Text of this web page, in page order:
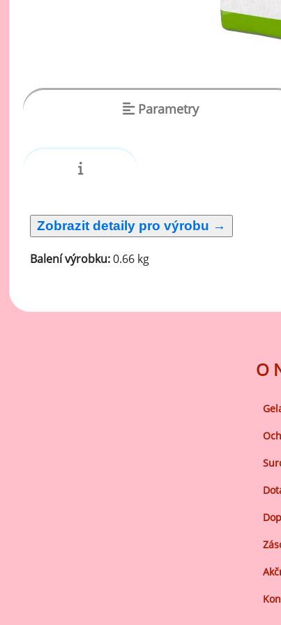
Parametry
Balení výrobku:0.66 kg
O